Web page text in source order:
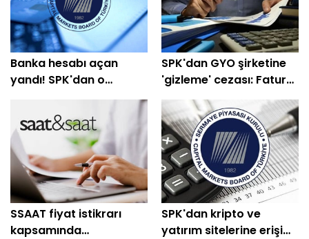
Banka hesabı açan
yandı! SPK'dan o
isimlere suç duyurusu
SPK'dan GYO şirketine
'gizleme' cezası: Fatura
yönetime çıkabilir!
SSAAT fiyat istikrarı
kapsamında
SPK'dan kripto ve
yatırım sitelerine erişim